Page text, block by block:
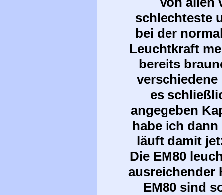
schlechteste
bei der
Leuchtkraft
bereits
es
angegeben
habe ich
läuft damit
Die EM80
ausreichender
EM80 sind